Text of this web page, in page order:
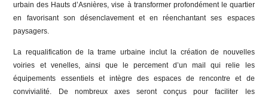
urbain des Hauts d’Asnières, vise à transformer profondément le quartier
en favorisant son désenclavement et en réenchantant ses espaces
paysagers.
La requalification de la trame urbaine inclut la création de nouvelles
voiries et venelles, ainsi que le percement d’un mail qui relie les
équipements essentiels et intègre des espaces de rencontre et de
convivialité. De nombreux axes seront conçus pour faciliter les